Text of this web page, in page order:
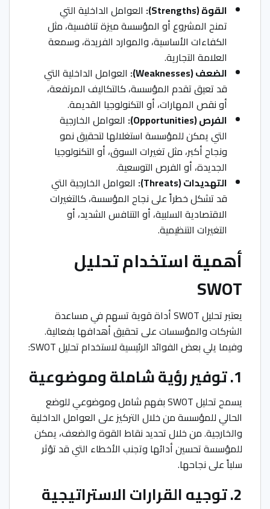
القوة (Strengths):
العوامل الداخلية التي
تمنح المشروع أو المؤسسة ميزة تنافسية، مثل
الكفاءات الأساسية، والموارد الفريدة، وسمعة
العلامة التجارية.
الضعف (Weaknesses):
العوامل الداخلية التي
قد تعيق تقدم المؤسسة، كالتكاليف المرتفعة،
أو نقص المهارات، أو التكنولوجيا القديمة.
الفرص (Opportunities):
العوامل الخارجية
التي يمكن للمؤسسة استغلالها لتحقيق نمو
ونجاح أكبر، مثل تغيرات السوق، أو التكنولوجيا
الجديدة، أو الفرص التوسعية.
التهديدات (Threats):
العوامل الخارجية التي
قد تشكل خطراً على نجاح المؤسسة، كالتغيرات
الاقتصادية السلبية، أو التنافس الشديد، أو
التغيرات التنظيمية.
أهمية استخدام تحليل
SWOT
يعتبر تحليل SWOT أداة قوية تسهم في مساعدة
الشركات والمؤسسات على تحقيق أهدافها بفعالية.
وفيما يلي بعض الفوائد الرئيسية لاستخدام تحليل SWOT:
1. توفير رؤية شاملة وموضوعية
يسمح تحليل SWOT بفهم شامل وموضوعي للوضع
الحالي للمؤسسة من خلال التركيز على العوامل الداخلية
والخارجية. من خلال تحديد نقاط القوة والضعف، يمكن
للمؤسسة تحسين أدائها وتجنب الأخطاء التي قد تؤثر
سلباً على نجاحها.
2. توجيه القرارات الاستراتيجية